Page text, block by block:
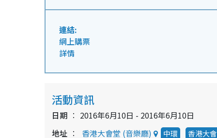
連結:
網上購票
詳情
活動資訊
日期
2016年6月10日 - 2016年6月10日
地址
香港大會堂 (音樂廳) 中環 香港大